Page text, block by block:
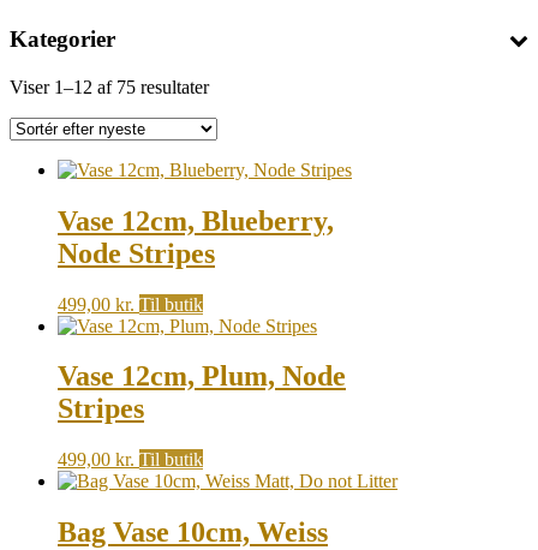
Kategorier
Viser 1–12 af 75 resultaterSorted
latest
Vase 12cm, Blueberry,
Node Stripes
499,00 kr. Til butik
Vase 12cm, Plum, Node
Stripes
499,00 kr. Til butik
Bag Vase 10cm, Weiss